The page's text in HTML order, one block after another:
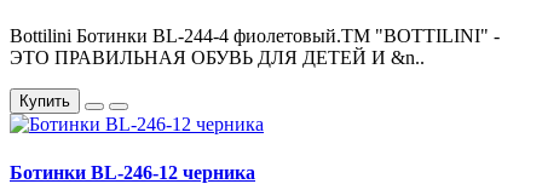
Bottilini Ботинки BL-244-4 фиолетовый.ТМ "BOTTILINI" -
ЭТО ПРАВИЛЬНАЯ ОБУВЬ ДЛЯ ДЕТЕЙ И &n..
Купить
Ботинки BL-246-12 черника